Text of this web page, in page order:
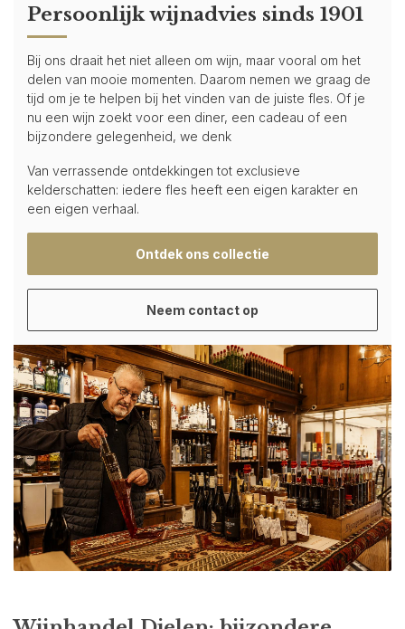
Persoonlijk wijnadvies sinds 1901
Bij ons draait het niet alleen om wijn, maar vooral om het
delen van mooie momenten. Daarom nemen we graag de
tijd om je te helpen bij het vinden van de juiste fles. Of je
nu een wijn zoekt voor een diner, een cadeau of een
bijzondere gelegenheid, we denk
Van verrassende ontdekkingen tot exclusieve
kelderschatten: iedere fles heeft een eigen karakter en
een eigen verhaal.
Ontdek ons collectie
Neem contact op